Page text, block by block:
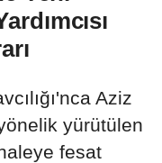
Aziz
yürütülen
fesat